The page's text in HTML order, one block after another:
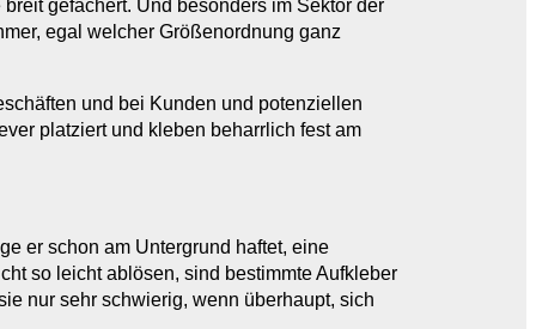
gefächert. Und besonders im Sektor der
egal welcher Größenordnung ganz
und bei Kunden und potenziellen
platziert und kleben beharrlich fest am
er schon am Untergrund haftet, eine
so leicht ablösen, sind bestimmte Aufkleber
nur sehr schwierig, wenn überhaupt, sich